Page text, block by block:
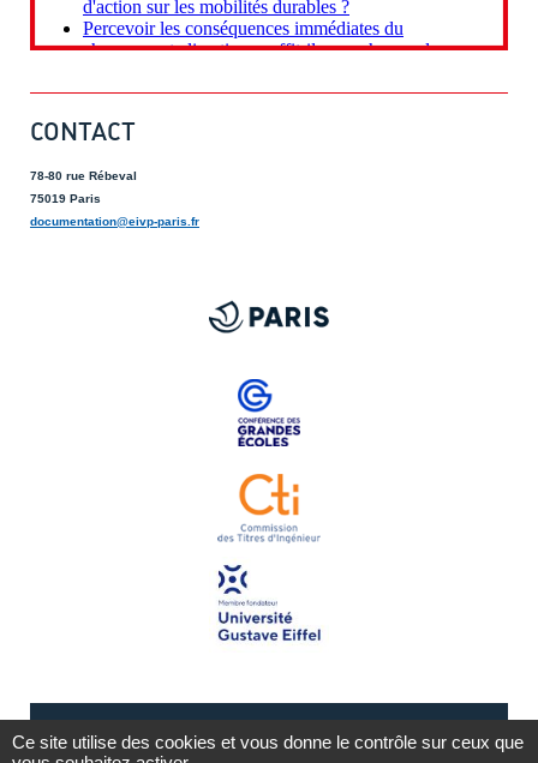
CONTACT
78-80 rue Rébeval
75019 Paris
documentation@eivp-paris.fr
Ce site utilise des cookies et vous donne le contrôle sur ceux que